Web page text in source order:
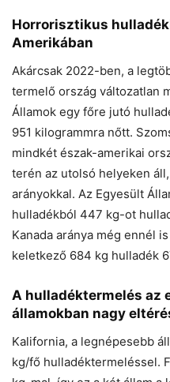
Horrorisztikus
Amerikában
Akárcsak 2022-ben, a
termelő ország változatlan
Államok egy főre jutó
951 kilogrammra nőtt.
mindkét észak-amerikai
terén az utolsó helyeken
arányokkal. Az Egyesült
hulladékból 447 kg-ot
Kanada aránya még ennél
keletkező 684 kg hulladék
A hulladéktermelés az
államokban nagy
Kalifornia, a legnépesebb
kg/fő hulladéktermeléssel.